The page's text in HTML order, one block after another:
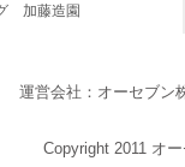
加藤造園
運営会社：オーセブン
Copyright 2011 オ